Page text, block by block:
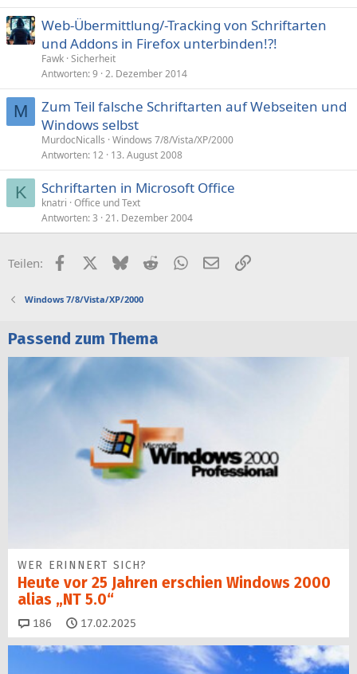
Web-Übermittlung/-Tracking von Schriftarten
und Addons in Firefox unterbinden!?!
Fawk Sicherheit
Antworten 9 2. Dezember 2014
M
Zum Teil falsche Schriftarten auf Webseiten und
Windows selbst
MurdocNicalls Windows 7/8/Vista/XP/2000
Antworten 12 13. August 2008
K Schriftarten in Microsoft Office
knatri Office und Text
Antworten 3 21. Dezember 2004
Teilen: FacebookX (Twitter)
BlueskyRedditWhatsApp
E-MailLink
Windows 7/8/Vista/XP/2000
Passend zum Thema
WER ERINNERT SICH?
Heute vor 25 Jahren erschien Windows 2000
alias „NT 5.0“
186 Kommentare
17.02.2025